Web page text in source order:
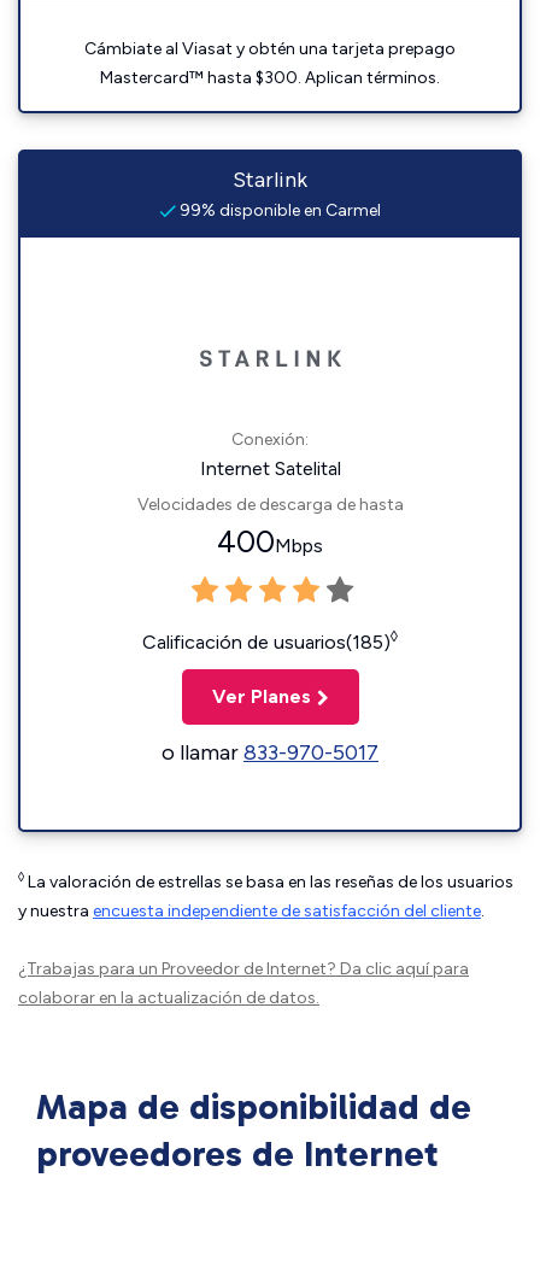
Cámbiate al Viasat y obtén una tarjeta prepago
Mastercard™ hasta $300. Aplican términos.
Starlink
99% disponible en Carmel
Conexión:
Internet Satelital
Velocidades de descarga de hasta
400Mbps
Calificación de usuarios(185)◊
Ver Planes
o llamar833-970-5017
◊ La valoración de estrellas se basa en las reseñas de los usuarios
y nuestra encuesta independiente de satisfacción del cliente.
¿Trabajas para un Proveedor de Internet? Da clic aquípara
colaborar en la actualización de datos.
Mapa de disponibilidad de
proveedores de Internet